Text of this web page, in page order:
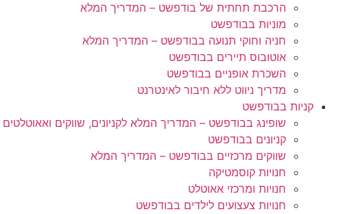
הרכבת תחתית של בודפשט – המדריך המלא
מוניות בבודפשט
חניה וחוקי תנועה בבודפשט – המדריך המלא
אוטובוס תיירים בבודפשט
השכרת אופניים בבודפשט
מדריך ניווט ללא חיבור לאינטרנט
קניות בבודפשט
שופינג בבודפשט – המדריך המלא לקניונים, שווקים ואאוטלטים
קניונים בבודפשט
שווקים מרכזיים בבודפשט – המדריך המלא
חנויות קוסמטיקה
חנויות ומרכזי אאוטלט
חנויות צעצועים לילדים בבודפשט